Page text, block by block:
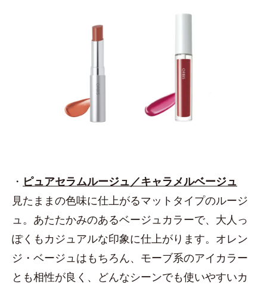
・ ピュアセラムルージュ／キャラメルベージュ
見たままの色味に仕上がるマットタイプのルージ
ュ。あたたかみのあるベージュカラーで、大人っ
ぽくもカジュアルな印象に仕上がります。オレン
ジ・ベージュはもちろん、モーブ系のアイカラー
とも相性が良く、どんなシーンでも使いやすいカ